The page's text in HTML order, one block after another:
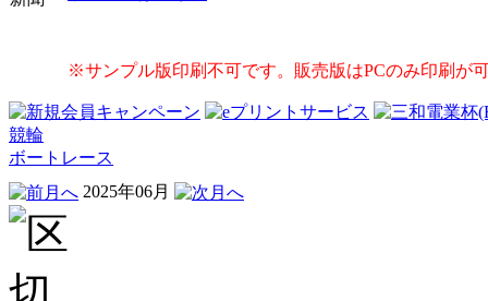
※サンプル版印刷不可です。販売版はPCのみ印刷が
競輪
ボートレース
2025年06月